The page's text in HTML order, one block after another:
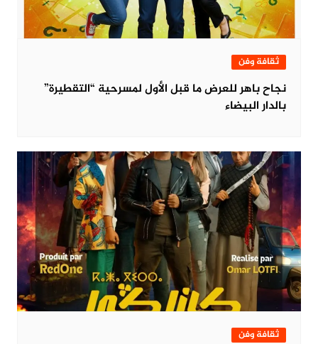
ثقافة وفن
نجاح باهر للعرض ما قبل الأول لمسرحية “التقطيرة”
بالدار البيضاء
ثقافة وفن